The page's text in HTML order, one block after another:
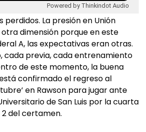
Powered by Thinkindot Audio
perdidos. La presión en Unión
dimensión porque en este
A, las expectativas eran otras.
cada previa, cada entrenamiento
de este momento, la buena
confirmado el regreso al
en Rawson para jugar ante
de San Luis por la cuarta
del certamen.